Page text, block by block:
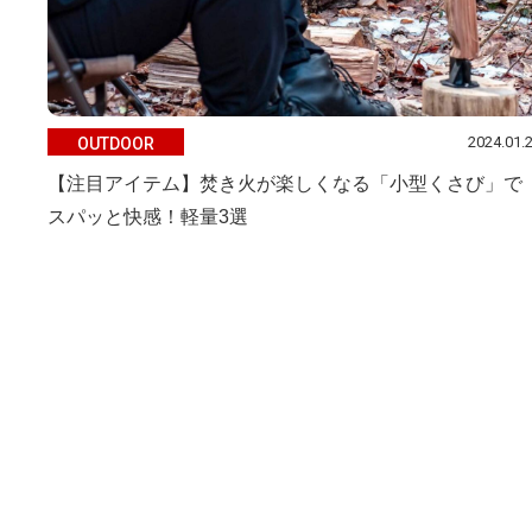
OUTDOOR
【注目アイテム】焚き火が楽しくなる「小型くさび」で
スパッと快感！軽量3選